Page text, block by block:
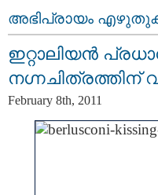
അഭിപ്രായം
ഇറ്റാലിയന്‍
നഗ്നചിത്രത്തിന്
February 8th, 2011